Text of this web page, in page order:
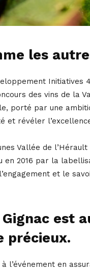
les
des vins de la
porté par une
et révéler
Vallée de l’Hérault
2016 par la
et le
est
précieux.
l’événement en